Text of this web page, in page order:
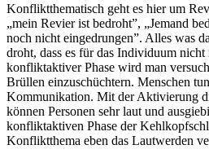
Konfliktthematisch geht es hier um
„mein Revier ist bedroht”, „Jemand
noch nicht eingedrungen”. Alles was
droht, dass es für das Individuum nicht
konfliktaktiver Phase wird man
Brüllen einzuschüchtern. Menschen
Kommunikation. Mit der Aktivierung
können Personen sehr laut und
konfliktaktiven Phase der
Konfliktthema eben das Lautwerden